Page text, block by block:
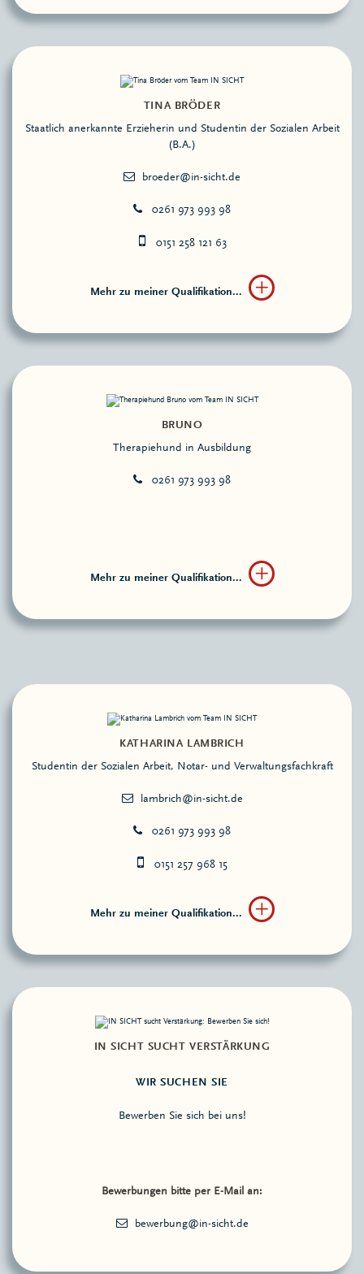
TINA BRÖDER
Staatlich anerkannte Erzieherin und Studentin der Sozialen Arbeit
(B.A.)
0261 973 993 98
0151 258 121 63
Mehr zu meiner Qualifikation...
BRUNO
Therapiehund in Ausbildung
0261 973 993 98
Mehr zu meiner Qualifikation...
KATHARINA LAMBRICH
Studentin der Sozialen Arbeit, Notar- und Verwaltungsfachkraft
0261 973 993 98
0151 257 968 15
Mehr zu meiner Qualifikation...
IN SICHT SUCHT VERSTÄRKUNG
WIR SUCHEN SIE
Bewerben Sie sich bei uns!
Bewerbungen bitte per E-Mail an: